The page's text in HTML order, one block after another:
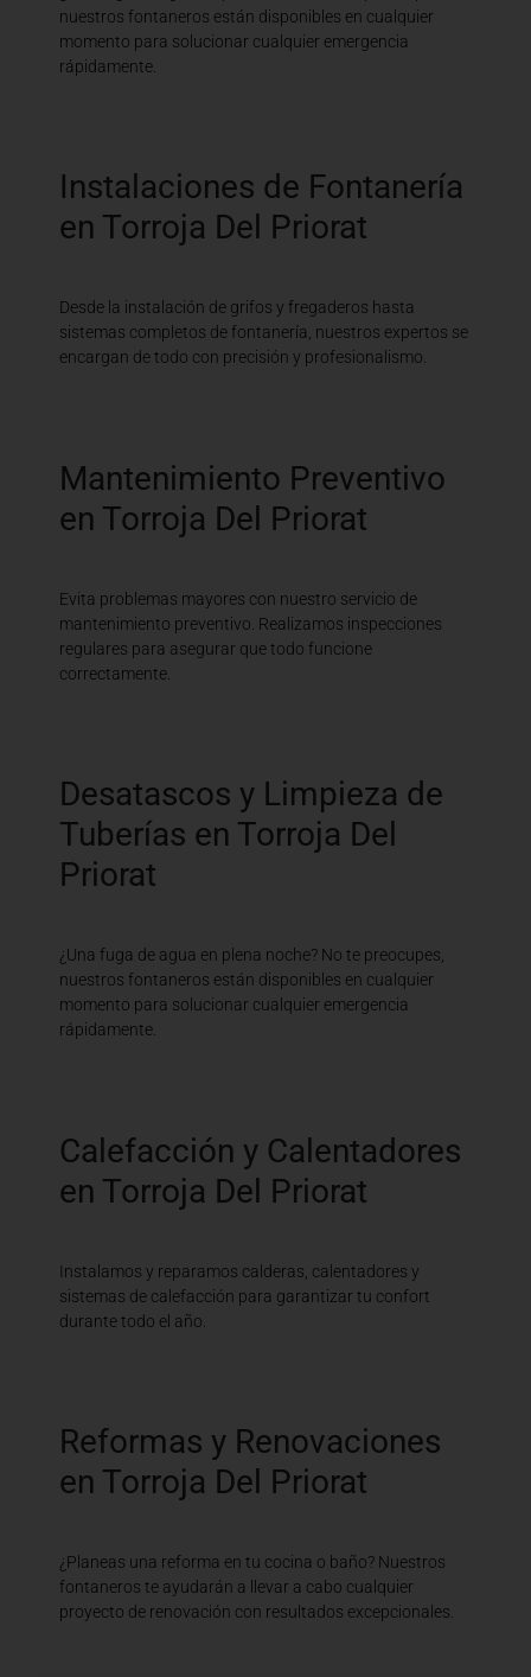
nuestros fontaneros están disponibles en cualquier
momento para solucionar cualquier emergencia
rápidamente.
Instalaciones de Fontanería
en Torroja Del Priorat
Desde la instalación de grifos y fregaderos hasta
sistemas completos de fontanería, nuestros expertos se
encargan de todo con precisión y profesionalismo.
Mantenimiento Preventivo
en Torroja Del Priorat
Evita problemas mayores con nuestro servicio de
mantenimiento preventivo. Realizamos inspecciones
regulares para asegurar que todo funcione
correctamente.
Desatascos y Limpieza de
Tuberías en Torroja Del
Priorat
¿Una fuga de agua en plena noche? No te preocupes,
nuestros fontaneros están disponibles en cualquier
momento para solucionar cualquier emergencia
rápidamente.
Calefacción y Calentadores
en Torroja Del Priorat
Instalamos y reparamos calderas, calentadores y
sistemas de calefacción para garantizar tu confort
durante todo el año.
Reformas y Renovaciones
en Torroja Del Priorat
¿Planeas una reforma en tu cocina o baño? Nuestros
fontaneros te ayudarán a llevar a cabo cualquier
proyecto de renovación con resultados excepcionales.